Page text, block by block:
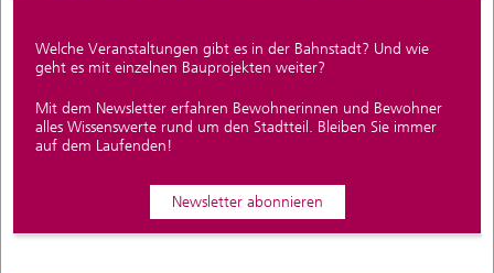
Welche Veranstaltungen gibt es in der Bahnstadt? Und wie
geht es mit einzelnen Bauprojekten weiter?
Mit dem Newsletter erfahren Bewohnerinnen und Bewohner
alles Wissenswerte rund um den Stadtteil. Bleiben Sie immer
auf dem Laufenden!
Newsletter abonnieren